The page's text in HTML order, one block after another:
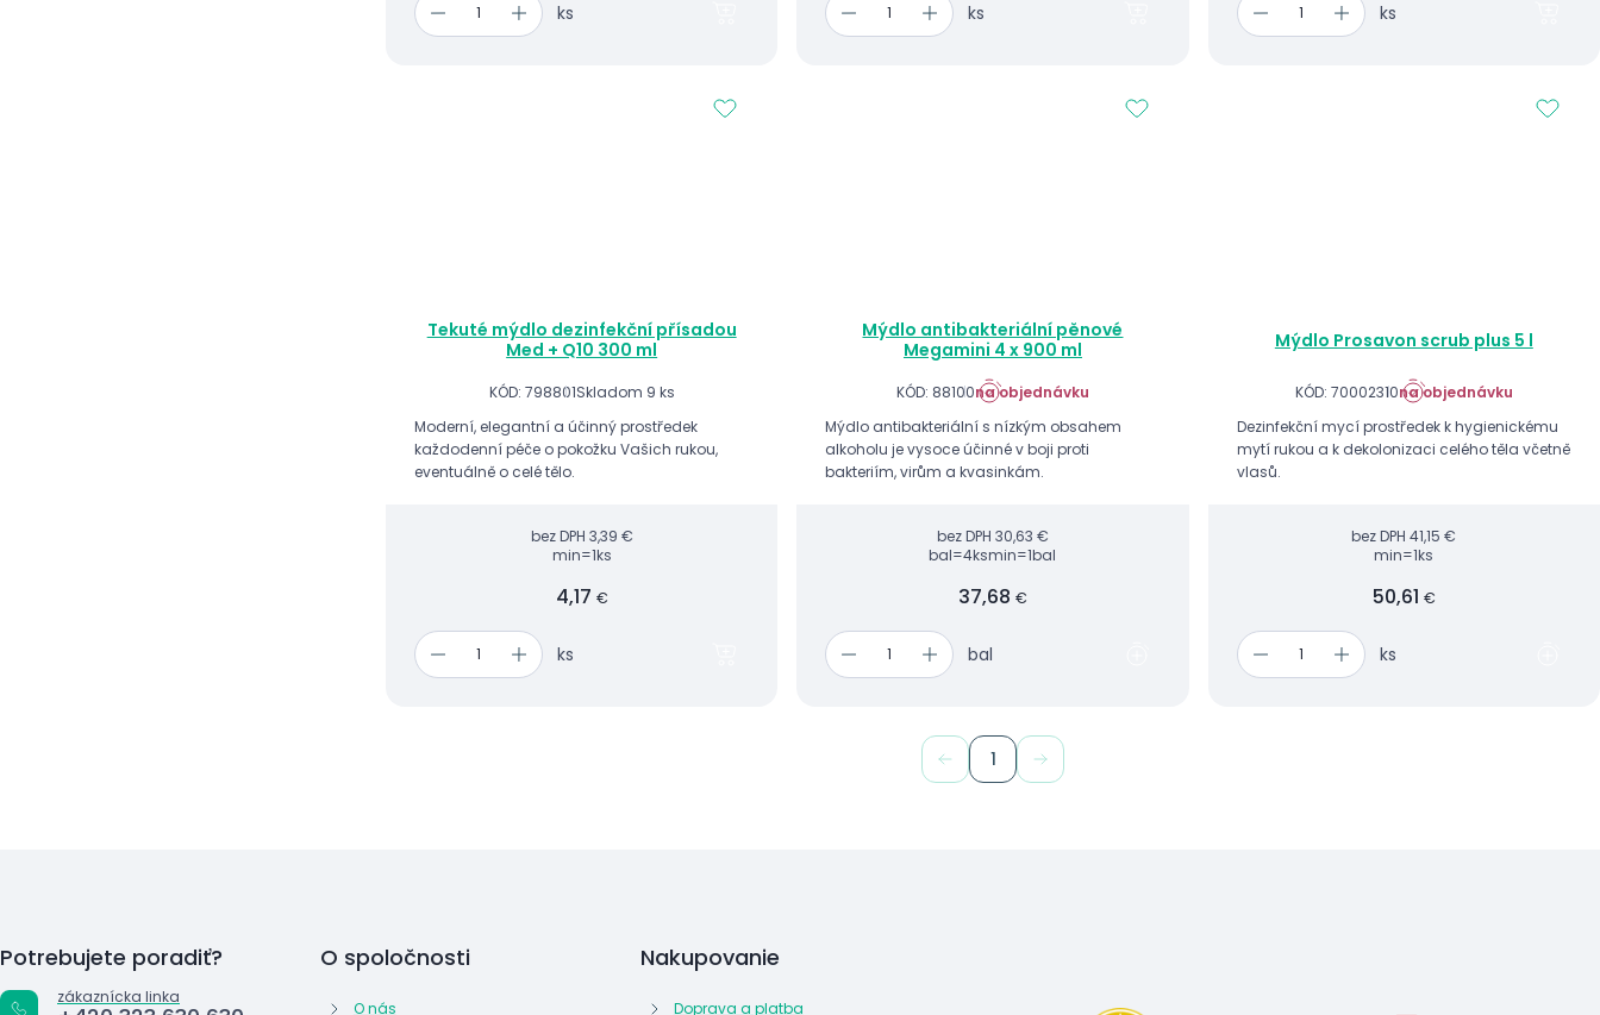
ks ks ks
Tekuté mýdlo dezinfekční přísadou
Med + Q10 300 ml
KÓD: 798801Skladom 9 ks
Moderní, elegantní a účinný prostředek
každodenní péče o pokožku Vašich rukou,
eventuálně o celé tělo.
bez DPH 3,39 €
min=1ks
4,17 €
ks
Mýdlo antibakteriální pěnové
Megamini 4 x 900 ml
KÓD: 88100na objednávku
Mýdlo antibakteriální s nízkým obsahem
alkoholu je vysoce účinné v boji proti
bakteriím, virům a kvasinkám.
bez DPH 30,63 €
bal=4ksmin=1bal
37,68 €
bal
Mýdlo Prosavon scrub plus 5 l
KÓD: 70002310na objednávku
Dezinfekční mycí prostředek k hygienickému
mytí rukou a k dekolonizaci celého těla včetně
vlasů.
bez DPH 41,15 €
min=1ks
50,61 €
ks
1
Potrebujete poradiť?
zákaznícka linka
O spoločnosti
O nás
Nakupovanie
Doprava a platba